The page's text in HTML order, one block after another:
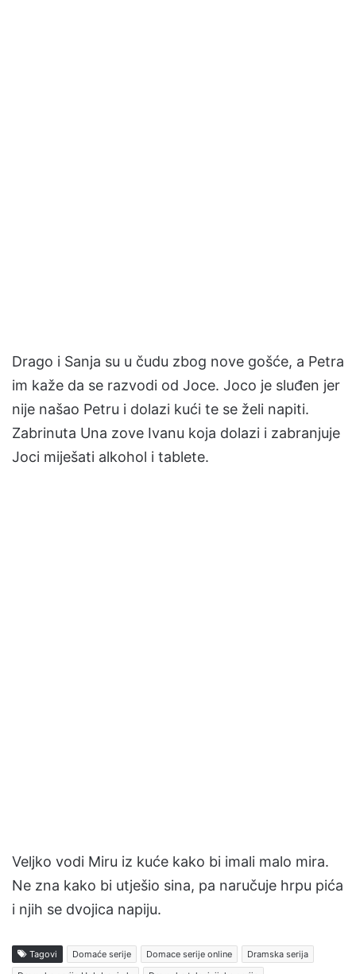
Drago i Sanja su u čudu zbog nove gošće, a Petra
im kaže da se razvodi od Joce. Joco je sluđen jer
nije našao Petru i dolazi kući te se želi napiti.
Zabrinuta Una zove Ivanu koja dolazi i zabranjuje
Joci miješati alkohol i tablete.
Veljko vodi Miru iz kuće kako bi imali malo mira.
Ne zna kako bi utješio sina, pa naručuje hrpu pića
i njih se dvojica napiju.
Tagovi Domaće serije Domace serije online
Dramska serija